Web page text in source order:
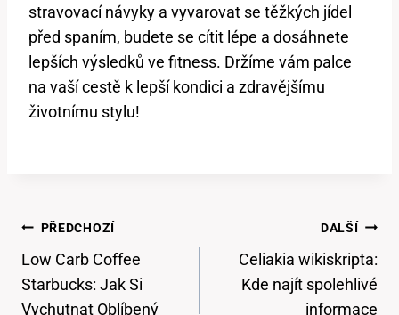
stravovací návyky a vyvarovat se těžkých jídel
před spaním, budete se cítit lépe a dosáhnete
lepších výsledků ve fitness. Držíme vám palce
na vaší cestě k lepší kondici a zdravějšímu
životnímu stylu!
Navigace
Pro
Příspěvek
PŘEDCHOZÍ
Low Carb Coffee
Starbucks: Jak Si
Vychutnat Oblíbený
DALŠÍ
Celiakia wikiskripta:
Kde najít spolehlivé
informace